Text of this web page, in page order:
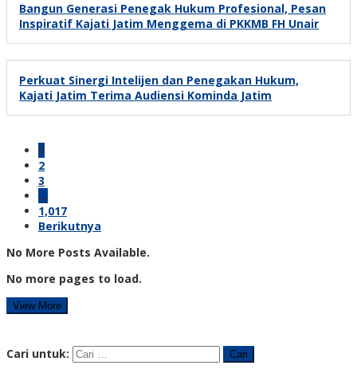
Bangun Generasi Penegak Hukum Profesional, Pesan
Inspiratif Kajati Jatim Menggema di PKKMB FH Unair
Perkuat Sinergi Intelijen dan Penegakan Hukum,
Kajati Jatim Terima Audiensi Kominda Jatim
1
2
3
…
1,017
Berikutnya
No More Posts Available.
No more pages to load.
View More
Cari untuk: